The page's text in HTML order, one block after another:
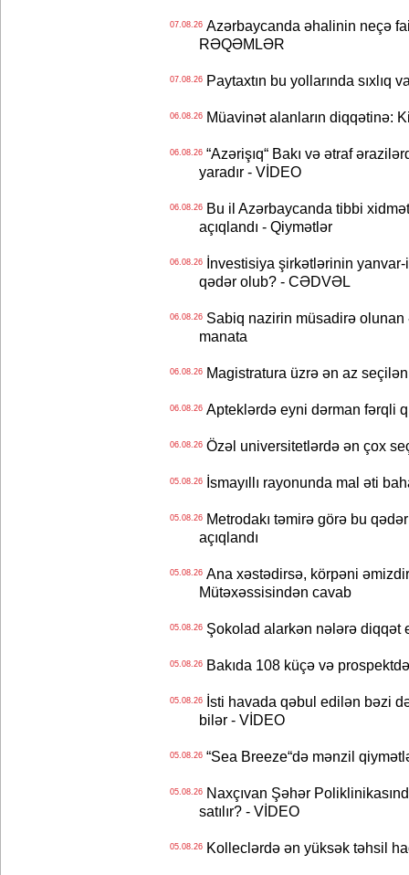
07.08.26Azərbaycanda əhalinin neçə
RƏQƏMLƏR
07.08.26Paytaxtın bu yollarında sıxlıq
06.08.26Müavinət alanların diqqətinə:
06.08.26“Azərişıq“ Bakı və ətraf
yaradır - VİDEO
06.08.26Bu il Azərbaycanda tibbi
açıqlandı - Qiymətlər
06.08.26İnvestisiya şirkətlərinin yanvar-
qədər olub? - CƏDVƏL
06.08.26Sabiq nazirin müsadirə olunan
manata
06.08.26Magistratura üzrə ən az
06.08.26Apteklərdə eyni dərman fərqli
06.08.26Özəl universitetlərdə ən çox
05.08.26İsmayıllı rayonunda mal əti
05.08.26Metrodakı təmirə görə bu
açıqlandı
05.08.26Ana xəstədirsə, körpəni
Mütəxəssisindən cavab
05.08.26Şokolad alarkən nələrə diqqət
05.08.26Bakıda 108 küçə və
05.08.26İsti havada qəbul edilən bəzi
bilər - VİDEO
05.08.26“Sea Breeze“də mənzil
05.08.26Naxçıvan Şəhər
satılır? - VİDEO
05.08.26Kolleclərdə ən yüksək təhsil